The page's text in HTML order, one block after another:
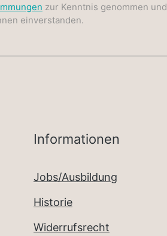
zur Kenntnis genommen und
einverstanden.
Informationen
Jobs/Ausbildung
Historie
Widerrufsrecht